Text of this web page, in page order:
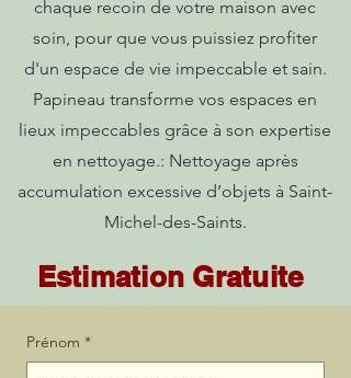
chaque recoin de votre maison avec
soin, pour que vous puissiez profiter
d'un espace de vie impeccable et sain.
Papineau transforme vos espaces en
lieux impeccables grâce à son expertise
en nettoyage.: Nettoyage après
accumulation excessive d’objets à Saint-
Michel-des-Saints.
Estimation Gratuite
Prénom *